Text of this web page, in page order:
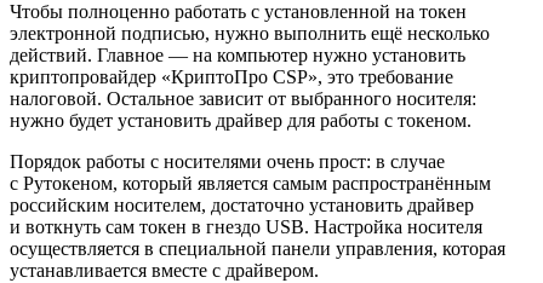
Чтобы полноценно работать с установленной на токен
электронной подписью, нужно выполнить ещё несколько
действий. Главное — на компьютер нужно установить
криптопровайдер «КриптоПро CSP», это требование
налоговой. Остальное зависит от выбранного носителя:
нужно будет установить драйвер для работы с токеном.
Порядок работы с носителями очень прост: в случае
с Рутокеном, который является самым распространённым
российским носителем, достаточно установить драйвер
и воткнуть сам токен в гнездо USB. Настройка носителя
осуществляется в специальной панели управления, которая
устанавливается вместе с драйвером.